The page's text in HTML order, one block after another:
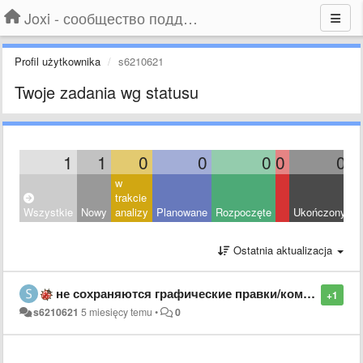
Joxi - сообщество поддержки
Profil użytkownika s6210621
Twoje zadania wg statusu
1 1 0 0 0 0 0
Wszystkie Nowy
w
trakcie
analizy
Planowane Rozpoczęte Ukończony
Ostatnia aktualizacja
+1
не сохраняются графические правки/комменты/фигуры
s6210621 5 miesięcy temu • 0